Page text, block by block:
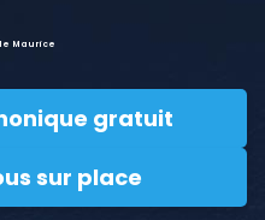
Maurice
gratuit
sur place